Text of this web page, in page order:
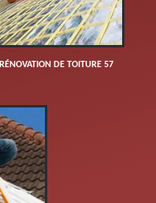
RÉNOVATION DE TOITURE 57